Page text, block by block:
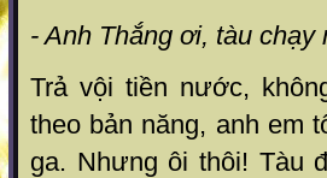
- Anh Thắng ơi, tàu chạy
Trả vội tiền nước,
theo bản năng, anh em
ga. Nhưng ôi thôi! Tàu